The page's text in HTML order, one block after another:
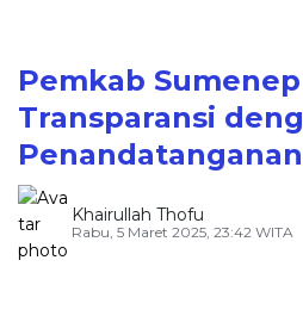
Pemkab
Transparansi
Khairullah Thofu
Rabu, 5 Maret 2025, 23:42 WITA